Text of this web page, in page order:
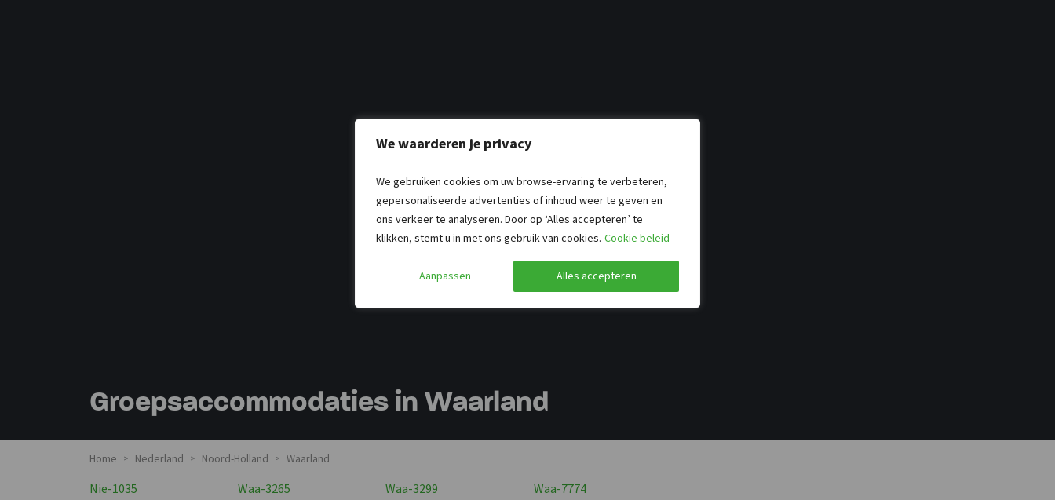
We waarderen je privacy
We gebruiken cookies om uw browse-ervaring te verbeteren,
gepersonaliseerde advertenties of inhoud weer te geven en
ons verkeer te analyseren. Door op ‘Alles accepteren’ te
klikken, stemt u in met ons gebruik van cookies. Cookie beleid
Aanpassen Alles accepteren
Groepsaccommodaties in Waarland
Home > Nederland > Noord-Holland > Waarland
Nie-1035 Waa-3265 Waa-3299 Waa-7774